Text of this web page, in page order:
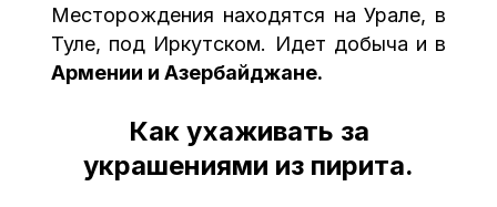
Месторождения находятся на Урале, в
Туле, под Иркутском. Идет добыча и в
Армении и Азербайджане.
Как ухаживать за
украшениями из пирита.